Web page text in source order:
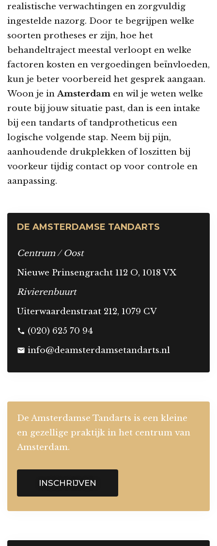
realistische verwachtingen en zorgvuldig
ingestelde nazorg. Door te begrijpen welke
soorten protheses er zijn, hoe het
behandeltraject meestal verloopt en welke
factoren kosten en vergoedingen beïnvloeden,
kun je beter voorbereid het gesprek aangaan.
Woon je inAmsterdam en wil je weten welke
route bij jouw situatie past, dan is een intake
bij een tandarts of tandprotheticus een
logische volgende stap. Neem bij pijn,
aanhoudende drukplekken of loszitten bij
voorkeur tijdig contact op voor controle en
aanpassing.
DE AMSTERDAMSE TANDARTS
Centrum / Oost
Nieuwe Prinsengracht 112 O, 1018 VX
Rivierenbuurt
Uiterwaardenstraat 212, 1079 CV
phone (020) 625 70 94
mail info@deamsterdamsetandarts.nl
De Amsterdamse Tandarts is een kleine
en gezellige praktijk in het centrum van
Amsterdam.
INSCHRIJVEN